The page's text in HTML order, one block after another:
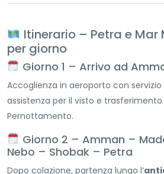
Itinerario – Petra e Mar
per giorno
Giorno 1 – Arrivo ad
Accoglienza in aeroporto con servizio
assistenza per il visto e
Pernottamento.
Giorno 2 – Amman –
Nebo – Shobak – Petra
Dopo colazione, partenza lungo l’